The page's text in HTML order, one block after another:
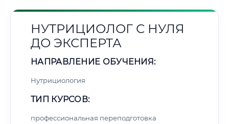
НУТРИЦИОЛОГ С НУЛЯ
ДО ЭКСПЕРТА
НАПРАВЛЕНИЕ ОБУЧЕНИЯ:
Нутрициология
ТИП КУРСОВ:
профессиональная переподготовка